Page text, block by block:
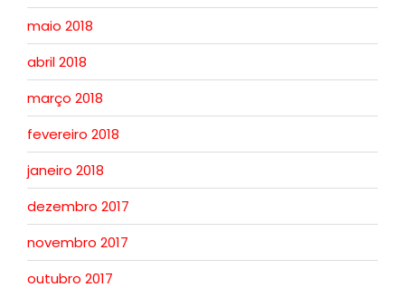
maio 2018
abril 2018
março 2018
fevereiro 2018
janeiro 2018
dezembro 2017
novembro 2017
outubro 2017